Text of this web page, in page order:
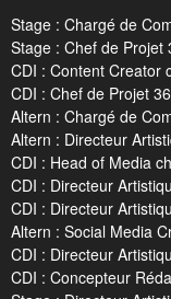
Stage : Chargé de
Stage : Chef de Projet
CDI : Content Creator
CDI : Chef de Projet
Altern : Chargé de
Altern : Directeur
CDI : Head of Media
CDI : Directeur
CDI : Directeur
Altern : Social Media
CDI : Directeur
CDI : Concepteur